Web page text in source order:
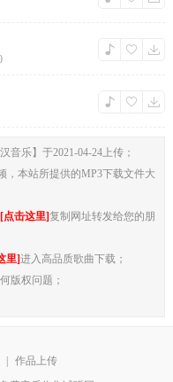
音乐】于2021-04-24上传；
，本站所提供的MP3下载文件大
[点击这里]复制网址转发给您的朋
里]进入高品质歌曲下载；
版权问题；
作品上传